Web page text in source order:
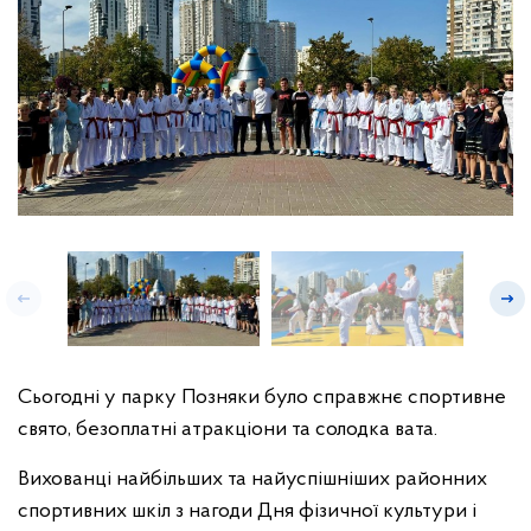
Сьогодні у парку Позняки було справжнє спортивне
свято, безоплатні атракціони та солодка вата.
Вихованці найбільших та найуспішніших районних
спортивних шкіл з нагоди Дня фізичної культури і